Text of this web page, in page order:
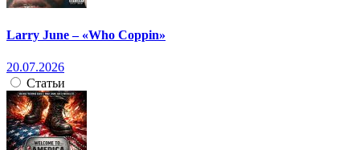
Larry June – «Who Coppin»
20.07.2026
Статьи